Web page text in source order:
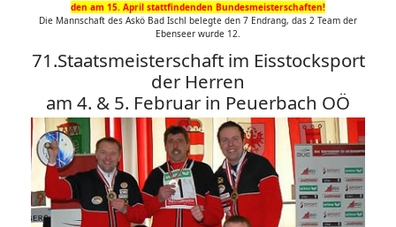
den am 15. April stattfindenden Bundesmeisterschaften!
Die Mannschaft des Askö Bad Ischl belegte den 7 Endrang, das 2 Team der
Ebenseer wurde 12.
71.Staatsmeisterschaft im Eisstocksport
der Herren
am 4. & 5. Februar in Peuerbach OÖ